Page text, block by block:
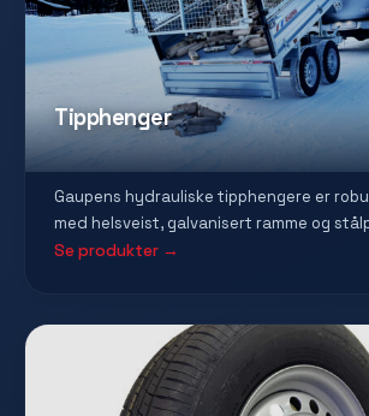
Tipphenger
Gaupens hydrauliske tipphengere er
med helsveist, galvanisert ramme og
Se produkter →